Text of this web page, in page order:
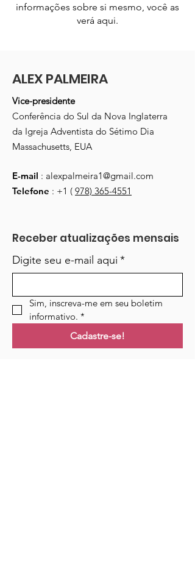
informações sobre si mesmo, você as
verá aqui.
ALEX PALMEIRA
Vice-presidente
Conferência do Sul da Nova Inglaterra
da Igreja Adventista do Sétimo Dia
Massachusetts, EUA
E-mail : alexpalmeira1@gmail.com
Telefone : +1 ( 978) 365-4551
Receber atualizações mensais
Digite seu e-mail aqui *
Sim, inscreva-me em seu boletim
informativo. *
Cadastre-se!